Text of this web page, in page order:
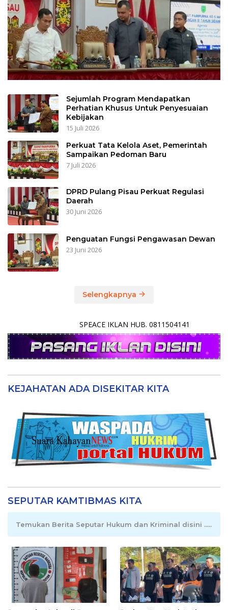
Sejumlah Program Mendapatkan
Perhatian Khusus Untuk Penyesuaian
Kebijakan
15 Juli 2026
Perkuat Tata Kelola Aset, Pemerintah
Sampaikan Pedoman Baru
7 Juli 2026
DPRD Pulang Pisau Perkuat Regulasi
Daerah
30 Juni 2026
Penguatan Fungsi Pengawasan Dewan
23 Juni 2026
Selengkapnya
SPEACE IKLAN HUB. 0811504141
KEJAHATAN ADA DISEKITAR KITA
SEPUTAR KAMTIBMAS KITA
Temukan Berita Seputar Hukum dan Kriminal disini .....